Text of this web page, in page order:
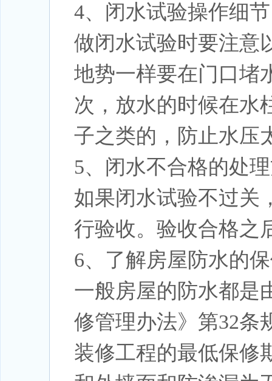
4、闭水试验操作细节
做闭水试验时要注意
地势一样要在门口堵
次，放水的时候在水
子之类的，防止水压
5、闭水不合格的处
如果闭水试验不过关
行验收。验收合格之
6、了解房屋防水的
一般房屋的防水都是
修管理办法》第32条
装修工程的最低保修